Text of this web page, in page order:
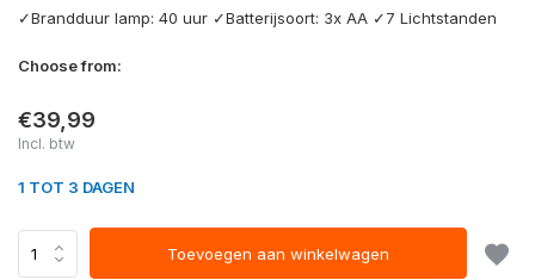
✓Brandduur lamp: 40 uur ✓Batterijsoort: 3x AA ✓7 Lichtstanden
Choose from:
€39,99
Incl. btw
1 TOT 3 DAGEN
Toevoegen aan winkelwagen